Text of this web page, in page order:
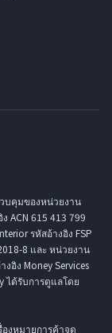
บคุมของหน่วยงาน
ACN 615 413 799
รหัสอ้างอิง FSP
8 และ หน่วยงาน
อิง Money Services
ได้รับการดูแลโดย
องหมายการค้าจด